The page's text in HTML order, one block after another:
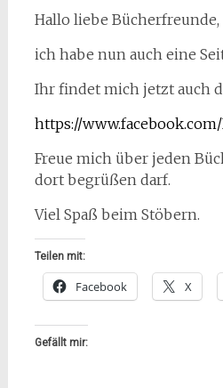
Hallo liebe Bücherfreunde,
ich habe nun auch eine
Ihr findet mich jetzt auch
https://
Freue mich über jeden
dort begrüßen darf.
Viel Spaß beim Stöbern.
Teilen mit:
Facebook X
Gefällt mir: